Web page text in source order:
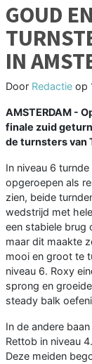
GOUD
IN
Door Redactie op
AMSTERDAM -
finale zuid
de turnsters van
In niveau 6
opgeroepen als
zien, beide
wedstrijd met
een stabiele brug
maar dit maakte
mooi en groot te
niveau 6. Roxy
sprong en
steady balk
In de andere
Rettob in niveau 4.
Deze meiden